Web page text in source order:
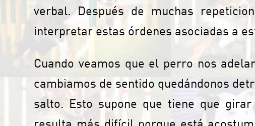
verbal. Después de muchas
interpretar estas órdenes asociadas a
Cuando veamos que el perro nos
cambiamos de sentido quedándonos
salto. Esto supone que tiene que